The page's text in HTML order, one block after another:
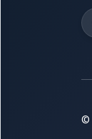
©